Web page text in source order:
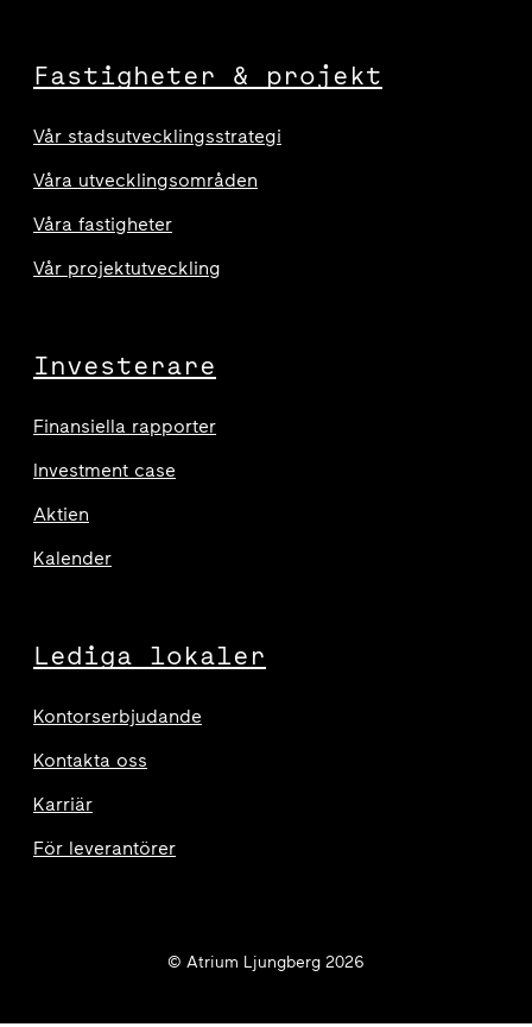
Fastigheter & projekt
Vår stadsutvecklingsstrategi
Våra utvecklingsområden
Våra fastigheter
Vår projektutveckling
Investerare
Finansiella rapporter
Investment case
Aktien
Kalender
Lediga lokaler
Kontorserbjudande
Kontakta oss
Karriär
För leverantörer
© Atrium Ljungberg 2026